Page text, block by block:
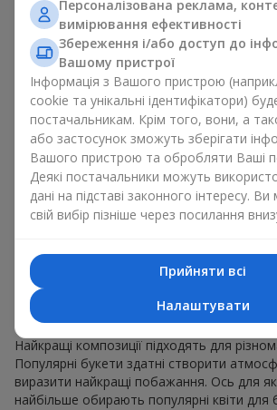
для будь-якого віку і статі, а їх
адаптувати під будь-який захід.
Масові квіткові уподобання.
ромашки — популярні букети, що
привабливими для покупців. Вони не
чудовий вигляд. Такі популярні
атмосферу свіжості та природної
Популярні квіти для букетів часто
пори року, але ці класичні популярні
залишаються в списку тих що мають
Якщо ви хочете бути впевненими у
звертайтесь до цих перевірених часом
Для яких подій в м.
обирають популярні
Що важливо пам’ятати, обираючи
Найкращі композиції підходять для
Популярні букети здатні створити
виразити найкращі побажання. Ось для
найбільше обирають популярні квіти для
Персоналізована реклама,
вимірювання ефективності
Збереження і/або доступ до
Вашому пристрої
Інформація з Вашого пристрою
cookie та унікальні ідентифікатори)
постачальникам. Крім того, вони, а
або застосунок зможуть зберігати
Вашого пристрою та обробляти Ваші
Деякі постачальники можуть
дані на підставі законного інтересу.
свій вибір пізніше через посилання
Прийняти всі
Налаштувати